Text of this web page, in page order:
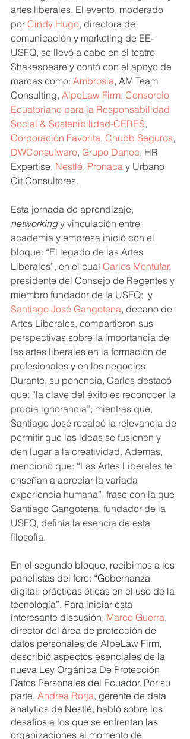
artes liberales. El evento, moderado
por Cindy Hugo, directora de
comunicación y marketing de EE-
USFQ, se llevó a cabo en el teatro
Shakespeare y contó con el apoyo de
marcas como: Ambrosia, AM Team
Consulting, AlpeLaw Firm, Consorcio
Ecuatoriano para la Responsabilidad
Social & Sostenibilidad-CERES,
Corporación Favorita, Chubb Seguros,
DWConsulware, Grupo Danec, HR
Expertise, Nestlé, Pronaca y Urbano
Cit Consultores.
Esta jornada de aprendizaje,
networking y vinculación entre
academia y empresa inició con el
bloque: “El legado de las Artes
Liberales”, en el cual Carlos Montúfar,
presidente del Consejo de Regentes y
miembro fundador de la USFQ;  y
Santiago José Gangotena, decano de
Artes Liberales, compartieron sus
perspectivas sobre la importancia de
las artes liberales en la formación de
profesionales y en los negocios.
Durante, su ponencia, Carlos destacó
que: “la clave del éxito es reconocer la
propia ignorancia”; mientras que,
Santiago José recalcó la relevancia de
permitir que las ideas se fusionen y
den lugar a la creatividad. Además,
mencionó que: “Las Artes Liberales te
enseñan a apreciar la variada
experiencia humana”, frase con la que
Santiago Gangotena, fundador de la
USFQ, definía la esencia de esta
filosofía.
En el segundo bloque, recibimos a los
panelistas del foro: “Gobernanza
digital: prácticas éticas en el uso de la
tecnología”. Para iniciar esta
interesante discusión, Marco Guerra,
director del área de protección de
datos personales de AlpeLaw Firm,
describió aspectos esenciales de la
nueva Ley Orgánica De Protección
Datos Personales del Ecuador. Por su
parte, Andrea Borja, gerente de data
analytics de Nestlé, habló sobre los
desafíos a los que se enfrentan las
organizaciones al momento de